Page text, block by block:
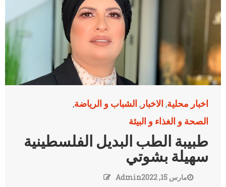
اخبار محلية, الاخبار , الشباب و الرياضة,
الصحة و الغذاء و البيئة
طبيبة الطب البديل الفلسطينية
سهيلة بشوتي
مارس 15, 2022 Admin